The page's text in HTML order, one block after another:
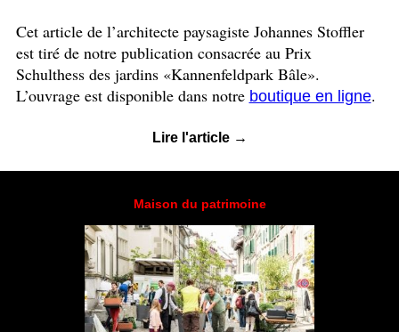
Cet article de l’architecte paysagiste Johannes Stoffler
est tiré de notre publication consacrée au Prix
Schulthess des jardins «Kannenfeldpark Bâle».
L’ouvrage est disponible dans notre boutique en ligne.
Lire l'article →
Maison du patrimoine